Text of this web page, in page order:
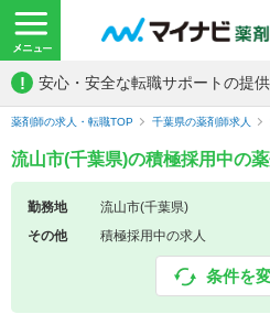
! 安心・安全な転職サポートの提供
薬剤師の求人・転職TOP 千葉県の薬剤師求人
流山市(千葉県)の積極採用中の
勤務地
流山市(千葉県)
その他
積極採用中の求人
条件を